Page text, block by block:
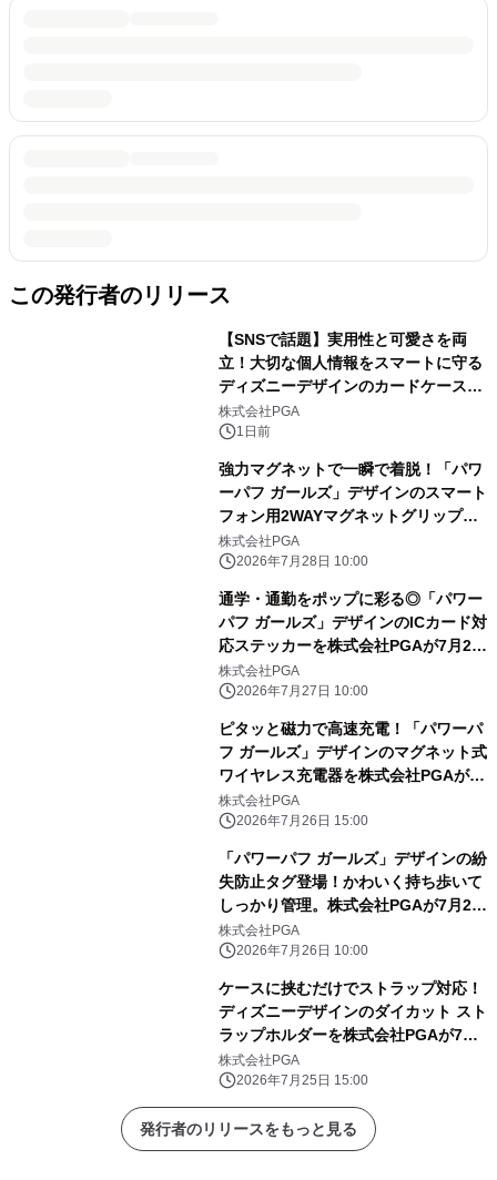
この発行者のリリース
【SNSで話題】実用性と可愛さを両
立！大切な個人情報をスマートに守る
ディズニーデザインのカードケースを
株式会社PGAが8月7日発売
株式会社PGA
1日前
強力マグネットで一瞬で着脱！「パワ
ーパフ ガールズ」デザインのスマート
フォン用2WAYマグネットグリップを
株式会社PGAが7月24日発売
株式会社PGA
2026年7月28日 10:00
通学・通勤をポップに彩る◎「パワー
パフ ガールズ」デザインのICカード対
応ステッカーを株式会社PGAが7月24
日発売
株式会社PGA
2026年7月27日 10:00
ピタッと磁力で高速充電！「パワーパ
フ ガールズ」デザインのマグネット式
ワイヤレス充電器を株式会社PGAが7
月24日発売
株式会社PGA
2026年7月26日 15:00
「パワーパフ ガールズ」デザインの紛
失防止タグ登場！かわいく持ち歩いて
しっかり管理。株式会社PGAが7月24
日発売
株式会社PGA
2026年7月26日 10:00
ケースに挟むだけでストラップ対応！
ディズニーデザインのダイカット スト
ラップホルダーを株式会社PGAが7月
24日発売
株式会社PGA
2026年7月25日 15:00
発行者のリリースをもっと見る